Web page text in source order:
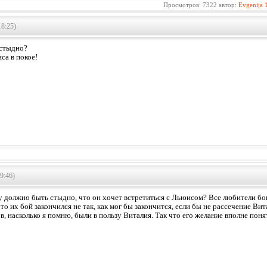
Просмотров: 7322 автор: Evgenija
в покое!
должно быть стыдно, что он хочет встретиться с Льюисом? Все любители
их бой закончился не так, как мог бы закончится, если бы не рассечение
насколько я помню, были в пользу Виталия. Так что его желание вполне